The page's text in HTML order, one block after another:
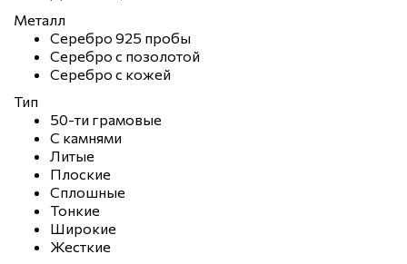
Металл
Серебро 925 пробы
Серебро с позолотой
Серебро с кожей
Тип
50-ти грамовые
С камнями
Литые
Плоские
Сплошные
Тонкие
Широкие
Жесткие